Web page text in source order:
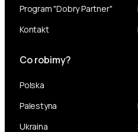
Program "Dobry Partner"
Kontakt
Co robimy?
Polska
Palestyna
Ukraina